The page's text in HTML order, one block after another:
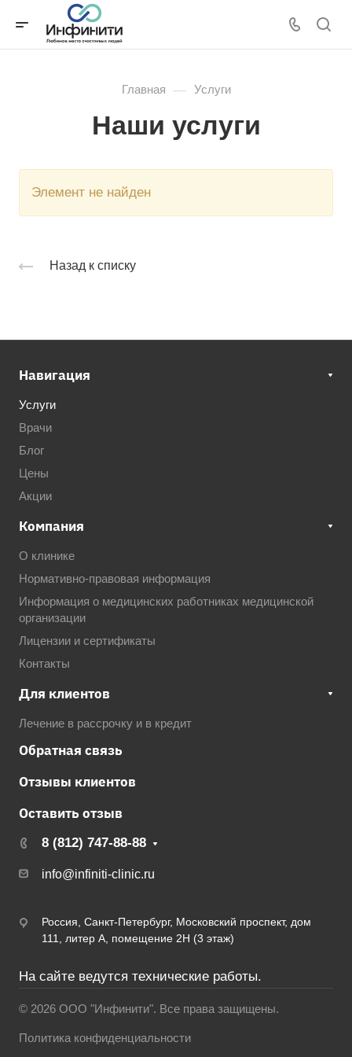
Главная — Услуги
Наши услуги
Элемент не найден
Назад к списку
Навигация
Услуги
Врачи
Блог
Цены
Акции
Компания
О клинике
Нормативно-правовая информация
Информация о медицинских работниках медицинской
организации
Лицензии и сертификаты
Контакты
Для клиентов
Лечение в рассрочку и в кредит
Обратная связь
Отзывы клиентов
Оставить отзыв
8 (812) 747-88-88
info@infiniti-clinic.ru
Россия, Санкт-Петербург, Московский проспект, дом
111, литер А, помещение 2Н (3 этаж)
На сайте ведутся технические работы.
© 2026 ООО "Инфинити". Все права защищены.
Политика конфиденциальности